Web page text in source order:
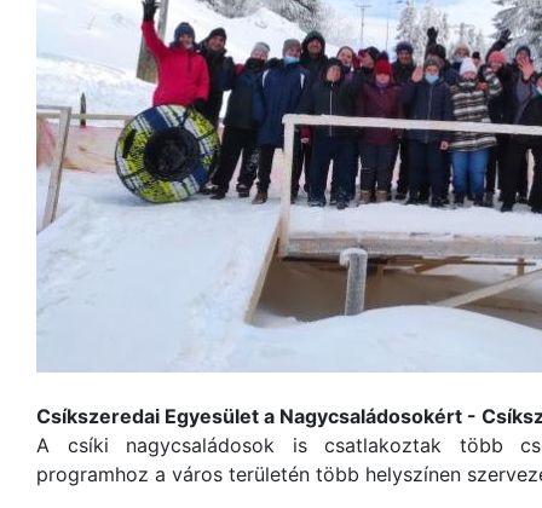
Csíkszeredai Egyesület a Nagycsaládosokért -
A csíki nagycsaládosok is csatlakoztak több
programhoz a város területén több helyszínen